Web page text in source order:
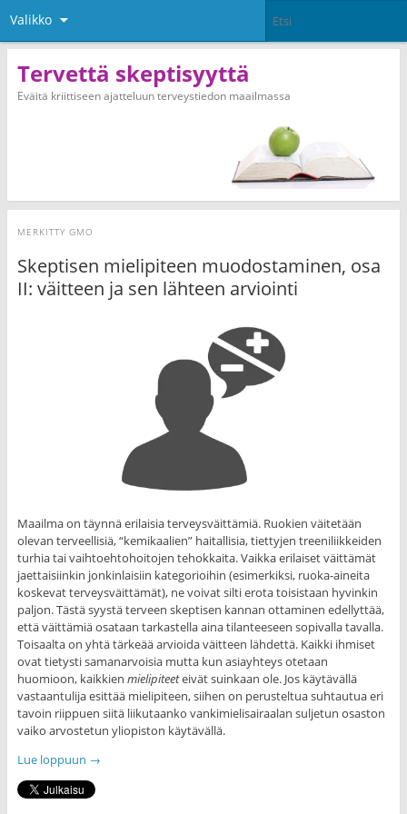
Valikko
Tervettä skeptisyyttä
Eväitä kriittiseen ajatteluun terveystiedon maailmassa
MERKITTY GMO
Skeptisen mielipiteen muodostaminen, osa
II: väitteen ja sen lähteen arviointi
Maailma on täynnä erilaisia terveysväittämiä. Ruokien väitetään
olevan terveellisiä, “kemikaalien” haitallisia, tiettyjen treeniliikkeiden
turhia tai vaihtoehtohoitojen tehokkaita. Vaikka erilaiset väittämät
jaettaisiinkin jonkinlaisiin kategorioihin (esimerkiksi, ruoka-aineita
koskevat terveysväittämät), ne voivat silti erota toisistaan hyvinkin
paljon. Tästä syystä terveen skeptisen kannan ottaminen edellyttää,
että väittämiä osataan tarkastella aina tilanteeseen sopivalla tavalla.
Toisaalta on yhtä tärkeää arvioida väitteen lähdettä. Kaikki ihmiset
ovat tietysti samanarvoisia mutta kun asiayhteys otetaan
huomioon, kaikkien mielipiteeteivät suinkaan ole. Jos käytävällä
vastaantulija esittää mielipiteen, siihen on perusteltua suhtautua eri
tavoin riippuen siitä liikutaanko vankimielisairaalan suljetun osaston
vaiko arvostetun yliopiston käytävällä.
Lue loppuun →